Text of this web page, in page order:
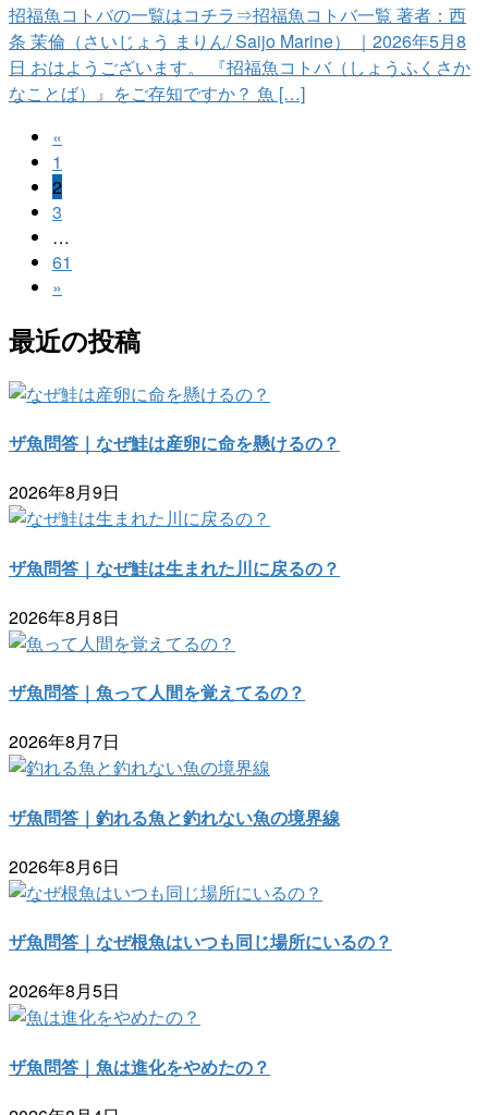
招福魚コトバの一覧はコチラ⇒招福魚コトバ一覧 著者：西
条 茉倫（さいじょう まりん/ Saijo Marine） ｜2026年5月8
日 おはようございます。 『招福魚コトバ（しょうふくさか
なことば）』をご存知ですか？ 魚 […]
投
稿
の
ペ
ー
ジ
り
«
固
定
ペ
ー
ジ
1
固
定
ペ
ー
ジ
2
固
定
ペ
ー
3
…
固
定
ー
61
»
最近の投稿
ザ魚問答｜なぜ鮭は産卵に命を懸けるの？
2026年8月9日
ザ魚問答｜なぜ鮭は生まれた川に戻るの？
2026年8月8日
ザ魚問答｜魚って人間を覚えてるの？
2026年8月7日
ザ魚問答｜釣れる魚と釣れない魚の境界線
2026年8月6日
ザ魚問答｜なぜ根魚はいつも同じ場所にいるの？
2026年8月5日
ザ魚問答｜魚は進化をやめたの？